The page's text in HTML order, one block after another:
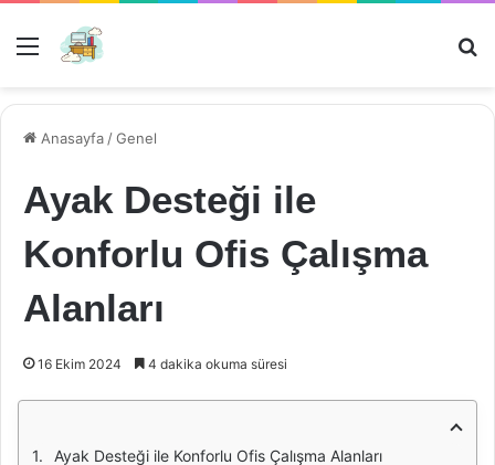
Menü
Anasayfa /Genel
Ayak Desteği ile
Konforlu Ofis Çalışma
Alanları
16 Ekim 2024 4 dakika okuma süresi
Ayak Desteği ile Konforlu Ofis Çalışma Alanları